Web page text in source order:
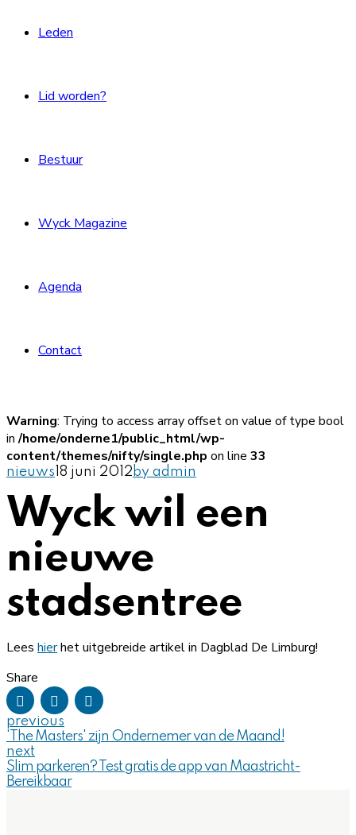
Leden
Lid worden?
Bestuur
Wyck Magazine
Agenda
Contact
Warning: Trying to access array offset on value of type bool
in/home/onderne1/public_html/wp-
content/themes/nifty/single.php on line 33
nieuws 18 juni 2012 by admin
Wyck wil een
nieuwe
stadsentree
Lees hierhet uitgebreide artikel in Dagblad De Limburg!
Share
previous
'The Masters' zijn Ondernemer van de Maand!
next
Slim parkeren? Test gratis de app van Maastricht-
Bereikbaar